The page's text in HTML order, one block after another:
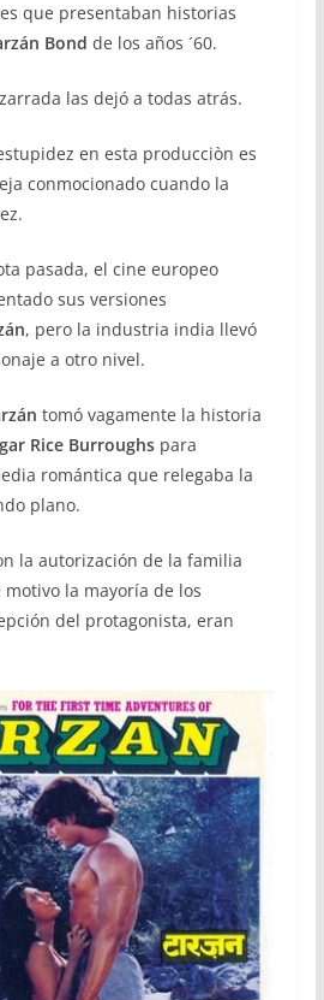
que presentaban historias
Bond de los años ´60.
las dejó a todas atrás.
en esta producciòn es
conmocionado cuando la
pasada, el cine europeo
sus versiones
, pero la industria india llevó
a otro nivel.
tomó vagamente la historia
Rice Burroughspara
romántica que relegaba la
plano.
la autorización de la familia
la mayoría de los
del protagonista, eran